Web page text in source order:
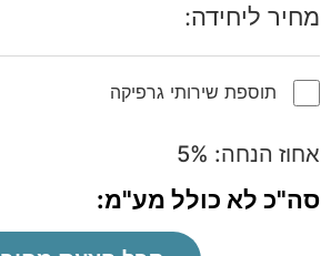
מחיר ליחידה:
תוספת שירותי גרפיקה
אחוז הנחה: 5%
סה"כ לא כולל מע"מ: